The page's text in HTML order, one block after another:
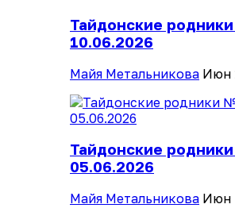
Тайдонские
10.06.2026
Майя Метальникова Июн
Тайдонские
05.06.2026
Майя Метальникова Июн